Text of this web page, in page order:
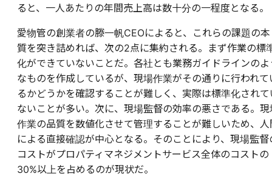
ると、一人あたりの年間売上高は数十分の一程度となる。
愛物管の創業者の滕一帆CEOによると、これらの課題の本
質を突き詰めれば、次の2点に集約される。まず作業の標
化ができていないことだ。各社とも業務ガイドラインのよ
なものを作成しているが、現場作業がその通りに行われて
るかどうかを確認することが難しく、実際は標準化されて
ないことが多い。次に、現場監督の効率の悪さである。現
作業の品質を数値化させて管理することが難しいため、人
による直接確認が中心となる。そのことにより、現場監督
コストがプロパティマネジメントサービス全体のコストの
30%以上を占めるのが現状だ。